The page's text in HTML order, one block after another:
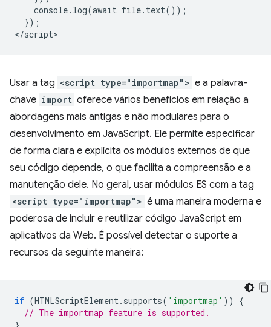
    console.log(await file.text());
  });
Usar a tag <script type="importmap"> e a palavra-
chave import oferece vários benefícios em relação a
abordagens mais antigas e não modulares para o
desenvolvimento em JavaScript. Ele permite especificar
de forma clara e explícita os módulos externos de que
seu código depende, o que facilita a compreensão e a
manutenção dele. No geral, usar módulos ES com a tag
<script type="importmap"> é uma maneira moderna e
poderosa de incluir e reutilizar código JavaScript em
aplicativos da Web. É possível detectar o suporte a
recursos da seguinte maneira:
if (HTMLScriptElement. supports( 'importmap' ))
{
// The importmap feature is supported.